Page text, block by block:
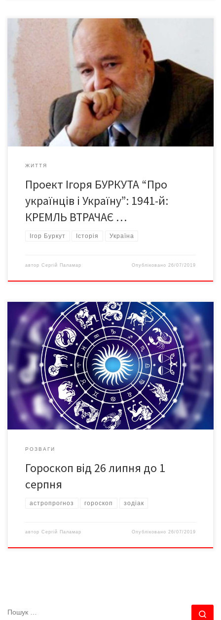
В історії СРСР 1941-й посідає особливе місце. Напад
гітлерівської Німеччини розпочав найсерйозніші
випробуваннядля Радянського Союзу. Сталін ретельно
готувався до війни, та напад противника 22 червня 1941 р.
виявився для нього несподіваним. Все більше сучасних
істориків схиляється до думки, що Гітлер випередив
кремлівського диктатора на лічені тижні, чи навіть і дні. Є
ЖИТТЯ
Проект Ігоря БУРКУТА “Про
українців і Україну”: 1941-й:
КРЕМЛЬ ВТРАЧАЄ …
Ігор Буркут Історія Україна
автор Сергій Паламар Опубліковано26/07/2019
ОВЕН П’ятниця обіцяє фінансове напруження. Остерігайтеся
травм у суботу. На неділю плануйте важливі зустрічі. Сімейні
справи потребують вашого втручання у понеділок-вівторок. У
середу уникайте конфліктів і не приймайте рішень у четвер.
ТЕЛЕЦЬ НЕ вирішуйте у п’ятницю, як витратити гроші, що
отримаєте в суботу. У неділю шукайте гарного товариства.
Прикрощі […]
РОЗВАГИ
Гороскоп від 26 липня до 1
серпня
астропрогноз гороскоп зодіак
автор Сергій Паламар Опубліковано26/07/2019
ПОШУК